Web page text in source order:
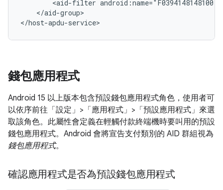
<aid-filter
</aid-group>
</host-apdu-service>
錢包應用程式
Android 15 以上版本包含預設錢包應用程式角色，使用者可
以依序前往「設定」>「應用程式」>「預設應用程式」 來選
取該角色。此屬性會定義在輕觸付款終端機時要叫用的預設
錢包應用程式。Android 會將宣告支付類別的 AID 群組視為
錢包應用程式。
確認應用程式是否為預設錢包應用程式